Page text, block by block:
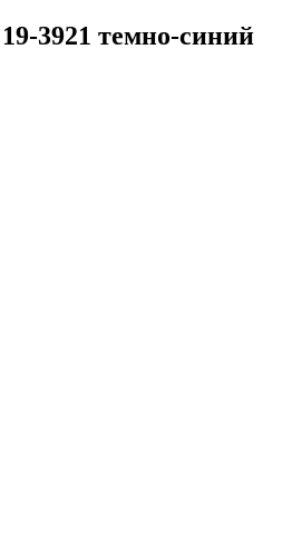
3921 темно-синий